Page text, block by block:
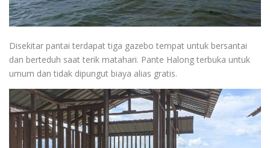
Disekitar pantai terdapat tiga gazebo tempat untuk bersantai
dan berteduh saat terik matahari. Pante Halong terbuka untuk
umum dan tidak dipungut biaya alias gratis.